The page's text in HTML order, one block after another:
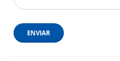
ENVIAR